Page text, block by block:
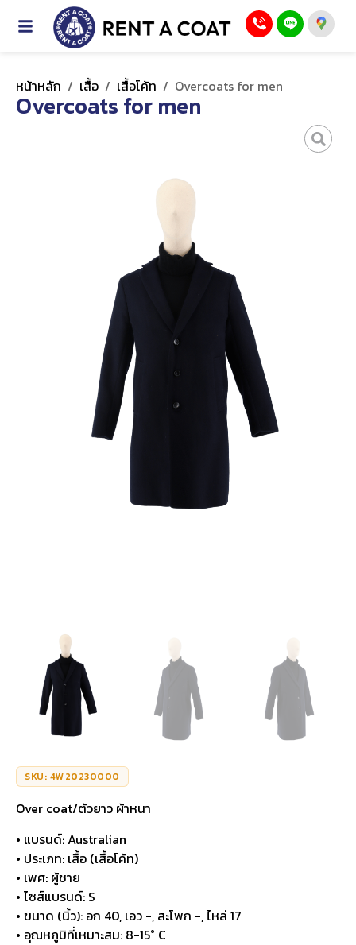
หน้าหลัก / เสื้อ / เสื้อโค้ท / Overcoats for men
Overcoats for men
SKU: 4W20230000
Over coat/ตัวยาว ผ้าหนา
• แบรนด์: Australian
• ประเภท: เสื้อ (เสื้อโค้ท)
• เพศ: ผู้ชาย
• ไซส์แบรนด์: S
• ขนาด (นิ้ว): อก 40, เอว -, สะโพก -, ไหล่ 17
• อุณหภูมิที่เหมาะสม: 8-15° C